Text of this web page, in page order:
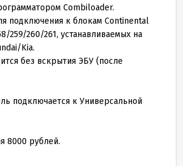
Combiloader.
подключения к блокам Continental
259/260/261, устанавливаемых на
Kia.
без вскрытия ЭБУ (после
подключается к Универсальной
8000 рублей.